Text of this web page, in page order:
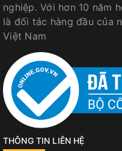
nghiệp. Với hơn 10 năm
là đối tác hàng đầu của
Việt Nam
THÔNG TIN LIÊN HỆ